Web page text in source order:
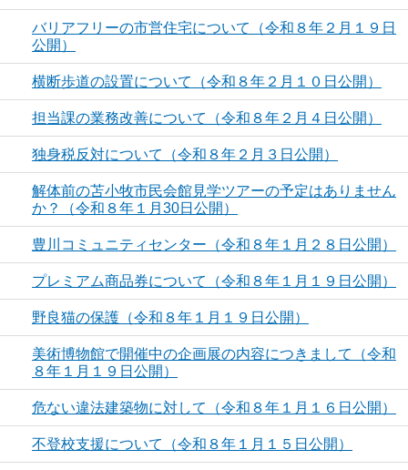
バリアフリーの市営住宅について（令和８年２月１９日
公開）
横断歩道の設置について（令和８年２月１０日公開）
担当課の業務改善について（令和８年２月４日公開）
独身税反対について（令和８年２月３日公開）
解体前の苫小牧市民会館見学ツアーの予定はありません
か？（令和８年１月30日公開）
豊川コミュニティセンター（令和８年１月２８日公開）
プレミアム商品券について（令和８年１月１９日公開）
野良猫の保護（令和８年１月１９日公開）
美術博物館で開催中の企画展の内容につきまして（令和
８年１月１９日公開）
危ない違法建築物に対して（令和８年１月１６日公開）
不登校支援について（令和８年１月１５日公開）